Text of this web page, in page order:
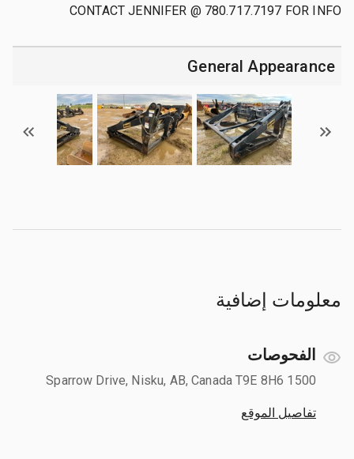
CONTACT JENNIFER @ 780.717.7197 FOR INFO
General Appearance
معلومات إضافية
الفحوصات
1500 Sparrow Drive, Nisku, AB, Canada T9E 8H6
تفاصيل الموقع